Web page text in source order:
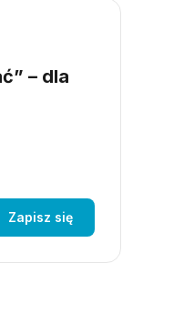
– dla
Zapisz się